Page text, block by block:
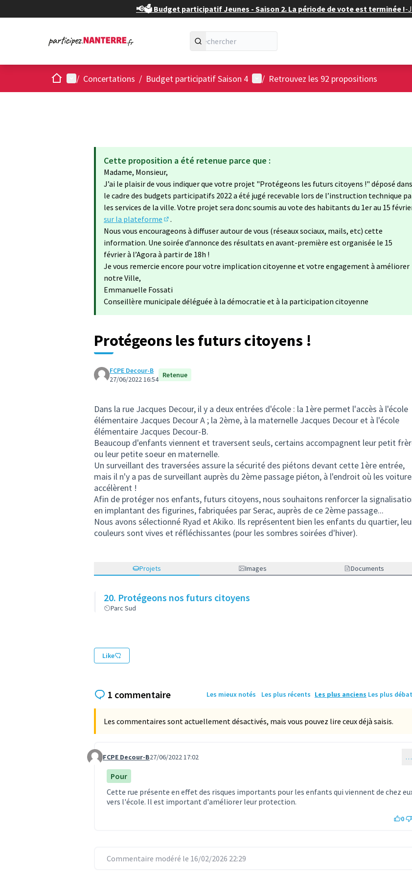
📢🗳️ Budget participatif Jeunes - Saison 2. La période de vote est terminée !-
AccueilMenu principal
/ Concertations / Budget participatif Saison 4 Menu utilisateur
/ Retrouvez les 92 propositions
Cette proposition a été retenue parce que :
Madame, Monsieur,
J’ai le plaisir de vous indiquer que votre projet "Protégeons les futurs citoyens !" déposé dans
le cadre des budgets participatifs 2022 a été jugé recevable lors de l’instruction technique
les services de la ville. Votre projet sera donc soumis au vote des habitants du 1er au 15
sur la plateforme
(S'ouvre dans un nouvel onglet)
.
Nous vous encourageons à diffuser autour de vous (réseaux sociaux, mails, etc) cette
information. Une soirée d’annonce des résultats en avant-première est organisée le 15
février à l’Agora à partir de 18h !
Je vous remercie encore pour votre implication citoyenne et votre engagement à améliorer
notre Ville,
Emmanuelle Fossati
Conseillère municipale déléguée à la démocratie et à la participation citoyenne
Protégeons les futurs citoyens !
FCPE Decour-B
27/06/2022 16:54 Retenue
Dans la rue Jacques Decour, il y a deux entrées d'école : la 1ère permet l'accès à l'école
élémentaire Jacques Decour A ; la 2ème, à la maternelle Jacques Decour et à l'école
élémentaire Jacques Decour-B.
Beaucoup d'enfants viennent et traversent seuls, certains accompagnent leur petit
ou leur petite soeur en maternelle.
Un surveillant des traversées assure la sécurité des piétons devant cette 1ère entrée,
mais il n'y a pas de surveillant auprès du 2ème passage piéton, à l'endroit où les
accélèrent !
Afin de protéger nos enfants, futurs citoyens, nous souhaitons renforcer la
en implantant des figurines, fabriquées par Serac, auprès de ce 2ème passage...
Nous avons sélectionné Ryad et Akiko. Ils représentent bien les enfants du quartier,
couleurs sont vives et réfléchissantes (pour les sombres soirées d'hiver).
Projets Images Documents
20. Protégeons nos futurs citoyens
Parc Sud
Like
1 commentaire Les mieux notés Les plus récents Les plus anciens Les plus
Les commentaires sont actuellement désactivés, mais vous pouvez lire ceux déjà saisis.
Commentaire 687
FCPE Decour-B27/06/2022 17:02 …
Pour
Cette rue présente en effet des risques importants pour les enfants qui viennent de chez
vers l'école. Il est important d'améliorer leur protection.
0
Commentaire modéré le 16/02/2026 22:29